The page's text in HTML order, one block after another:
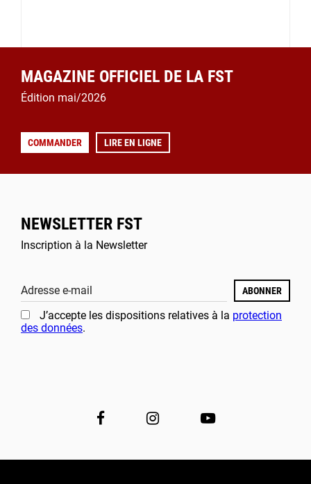
MAGAZINE OFFICIEL DE LA FST
Édition mai/2026
COMMANDER LIRE EN LIGNE
NEWSLETTER FST
Inscription à la Newsletter
Adresse e-mail ABONNER
J’accepte les dispositions relatives à la protection
des données.